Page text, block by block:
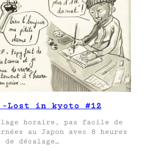
-Lost in kyoto #12
horaire, pas facile de
au Japon avec 8 heures
de décalage…